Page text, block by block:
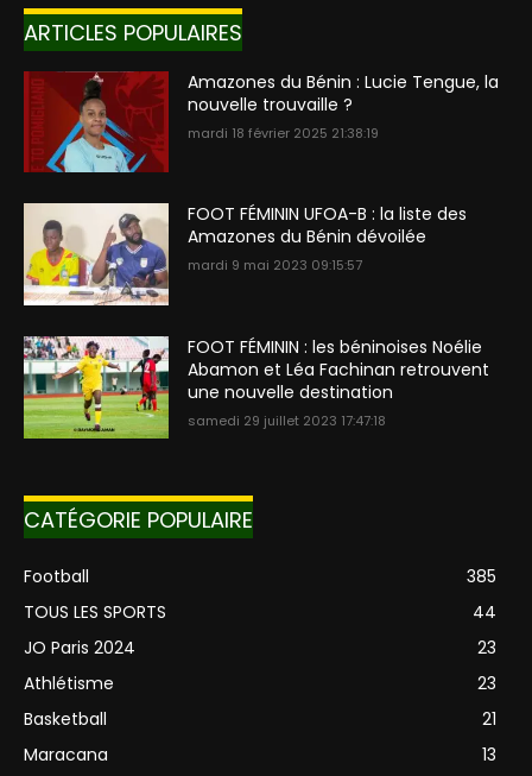
ARTICLES POPULAIRES
Amazones du Bénin : Lucie Tengue, la
nouvelle trouvaille ?
mardi 18 février 2025 21:38:19
FOOT FÉMININ UFOA-B : la liste des
Amazones du Bénin dévoilée
mardi 9 mai 2023 09:15:57
FOOT FÉMININ : les béninoises Noélie
Abamon et Léa Fachinan retrouvent
une nouvelle destination
samedi 29 juillet 2023 17:47:18
CATÉGORIE POPULAIRE
Football
385
TOUS LES SPORTS
44
JO Paris 2024
23
Athlétisme
23
Basketball
21
Maracana
13